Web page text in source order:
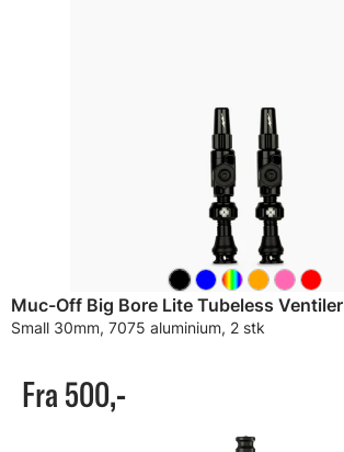
Muc-Off Big Bore Lite Tubeless Ventiler
Small 30mm, 7075 aluminium, 2 stk
Fra 500,-